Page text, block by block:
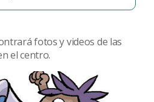
fotos y videos de las
el centro.